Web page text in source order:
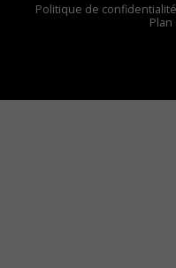
Politique de confidentialité
Plan